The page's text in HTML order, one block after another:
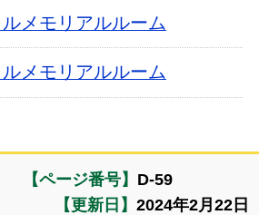
メモリアルルーム
メモリアルルーム
【ページ番号】 D-59
【更新日】 2024年2月22日